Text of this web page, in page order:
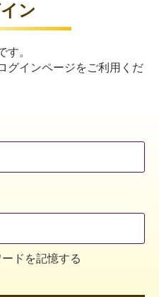
ン
す。
グインページをご利用くだ
ドを記憶する